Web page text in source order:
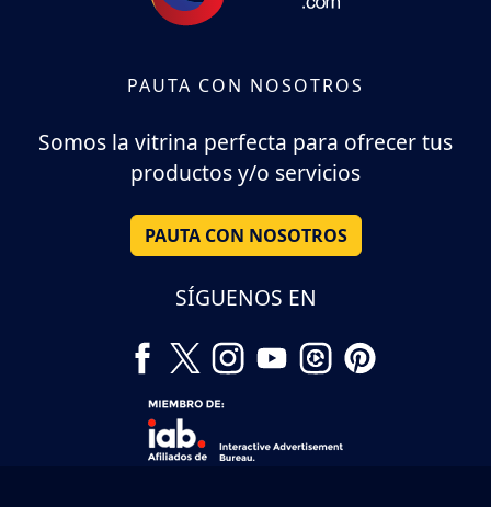
PAUTA CON NOSOTROS
Somos la vitrina perfecta para ofrecer tus
productos y/o servicios
PAUTA CON NOSOTROS
SÍGUENOS EN